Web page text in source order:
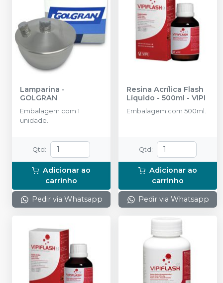
Lamparina -
GOLGRAN
Embalagem com 1
unidade.
Qtd :
Adicionar ao
carrinho
Pedir via Whatsapp
Resina Acrílica Flash
Líquido - 500ml - VIPI
Embalagem com 500ml.
Qtd :
Adicionar ao
carrinho
Pedir via Whatsapp